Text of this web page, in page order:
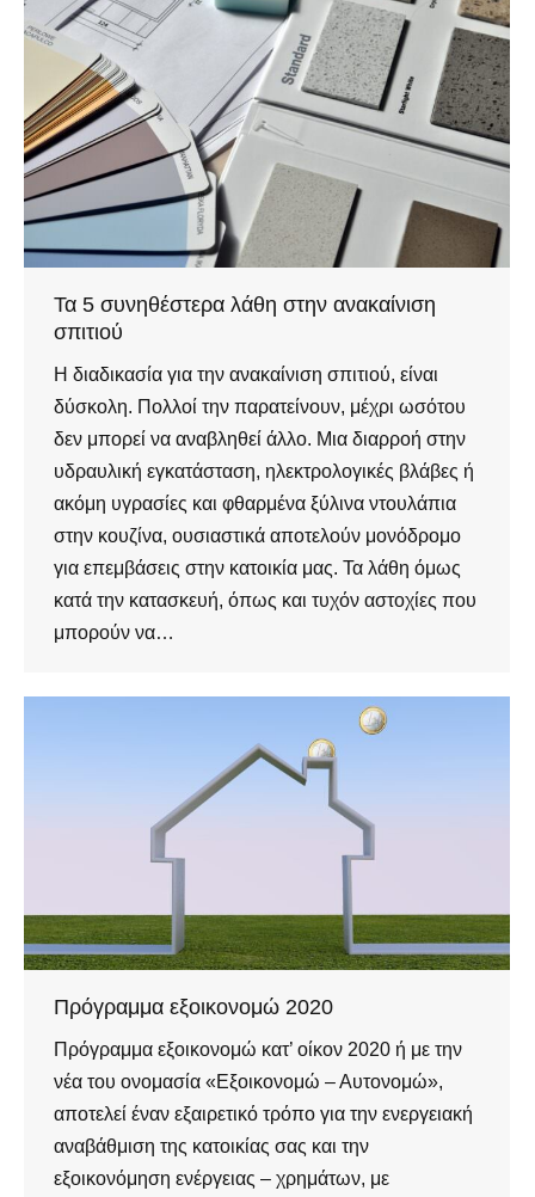
Τα 5 συνηθέστερα λάθη στην ανακαίνιση
σπιτιού
Η διαδικασία για την ανακαίνιση σπιτιού, είναι
δύσκολη. Πολλοί την παρατείνουν, μέχρι ωσότου
δεν μπορεί να αναβληθεί άλλο. Μια διαρροή στην
υδραυλική εγκατάσταση, ηλεκτρολογικές βλάβες ή
ακόμη υγρασίες και φθαρμένα ξύλινα ντουλάπια
στην κουζίνα, ουσιαστικά αποτελούν μονόδρομο
για επεμβάσεις στην κατοικία μας. Τα λάθη όμως
κατά την κατασκευή, όπως και τυχόν αστοχίες που
μπορούν να…
Πρόγραμμα εξοικονομώ 2020
Πρόγραμμα εξοικονομώ κατ’ οίκον 2020 ή με την
νέα του ονομασία «Εξοικονομώ – Αυτονομώ»,
αποτελεί έναν εξαιρετικό τρόπο για την ενεργειακή
αναβάθμιση της κατοικίας σας και την
εξοικονόμηση ενέργειας – χρημάτων, με